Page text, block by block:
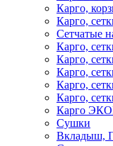
Карго,
Карго,
Сетчатые
Карго,
Карго,
Карго,
Карго,
Карго,
Карго
Сушки
Вкладыш,